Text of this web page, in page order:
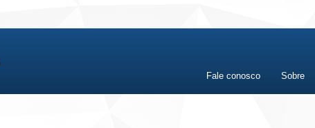
Fale conosco Sobre